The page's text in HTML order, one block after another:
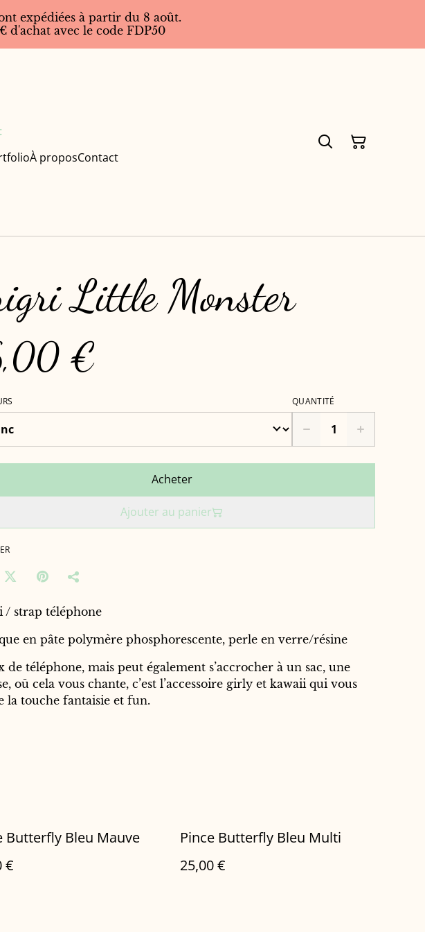
expédiées à partir du 8 août.
d'achat avec le code FDP50
À proposContact
Little Monster
€
QUANTITÉ
Acheter
Ajouter au panier
/ strap téléphone
en pâte polymère phosphorescente, perle en verre/résine
de téléphone, mais peut également s’accrocher à un sac, une
oū cela vous chante, c’est l’accessoire girly et kawaii qui vous
la touche fantaisie et fun.
Butterfly Bleu Mauve
€
Pince Butterfly Bleu Multi
25,00 €